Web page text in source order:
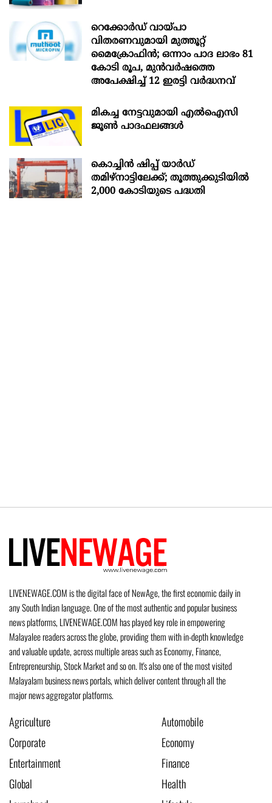
റെക്കോർഡ് വായ്പാ
വിതരണവുമായി മുത്തൂറ്റ്
മൈക്രോഫിൻ; ഒന്നാം പാദ ലാഭം 81
കോടി രൂപ, മുൻവർഷത്തെ
അപേക്ഷിച്ച് 12 ഇരട്ടി വർദ്ധനവ്
മികച്ച നേട്ടവുമായി എൽഐസി
ജൂൺ പാദഫലങ്ങൾ
കൊച്ചിന്‍ ഷിപ്പ് യാർഡ്
തമിഴ്നാട്ടിലേക്ക്; തൂത്തുക്കുടിയിൽ
2,000 കോടിയുടെ പദ്ധതി
LIVENEWAGE.COM is the digital face of NewAge, the first economic daily in
any South Indian language. One of the most authentic and popular business
news platforms, LIVENEWAGE.COM has played key role in empowering
Malayalee readers across the globe, providing them with in-depth knowledge
and valuable update, across multiple areas such as Economy, Finance,
Entrepreneurship, Stock Market and so on. It's also one of the most visited
Malayalam business news portals, which deliver content through all the
major news aggregator platforms.
Agriculture
Automobile
Corporate
Economy
Entertainment
Finance
Global
Health